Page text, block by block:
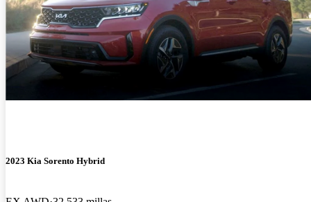
2023 Kia Sorento Hybrid